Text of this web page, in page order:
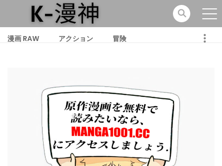
漫画 RAW アクション 冒険